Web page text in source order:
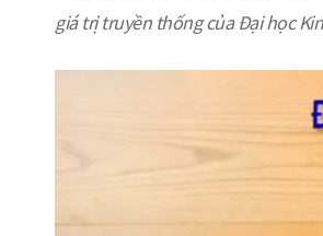
giá trị truyền thống của Đại học